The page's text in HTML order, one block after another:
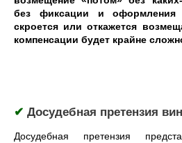
без фиксации и
скроется или откажется
компенсации будет крайне
✔ Досудебная претензия
Досудебная претензия